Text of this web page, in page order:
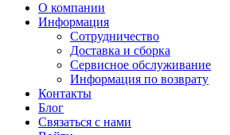
О компании
Информация
Сотрудничество
Доставка и сборка
Сервисное обслуживание
Информация по возврату
Контакты
Блог
Связаться с нами